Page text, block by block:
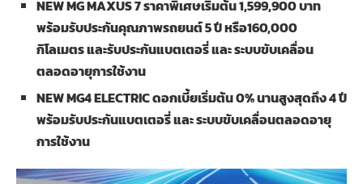
NEW MG MAXUS 7 ราคาพิเศษเริ่มต้น 1,599,900 บาท
พร้อมรับประกันคุณภาพรถยนต์ 5 ปี หรือ160,000
กิโลเมตร และรับประกันแบตเตอรี่ และ ระบบขับเคลื่อน
ตลอดอายุการใช้งาน
NEW MG4 ELECTRIC ดอกเบี้ยเริ่มต้น 0% นานสูงสุดถึง 4 ปี
พร้อมรับประกันแบตเตอรี่ และ ระบบขับเคลื่อนตลอดอายุ
การใช้งาน